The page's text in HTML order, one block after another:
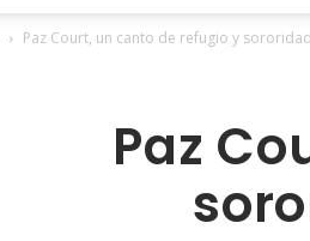
Paz Court, un canto de refugio y
Paz